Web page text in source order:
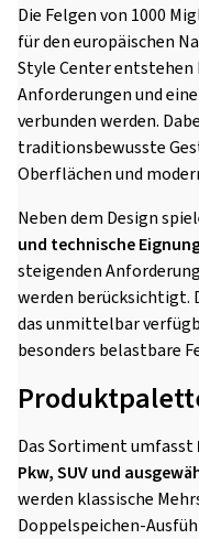
Die Felgen von 1000
für den europäischen
Style Center entstehen
Anforderungen und
verbunden werden.
traditionsbewusste
Oberflächen und
Neben dem Design
und technische
steigenden
werden berücksichtigt.
das unmittelbar
besonders belastbare
Das Sortiment umfasst
Pkw, SUV und
werden klassische
Doppelspeichen-